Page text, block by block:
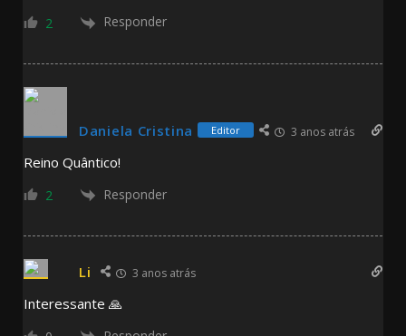
2 Responder
Daniela Cristina Editor 3 anos atrás
Reino Quântico!
2 Responder
Li 3 anos atrás
Interessante 🙏